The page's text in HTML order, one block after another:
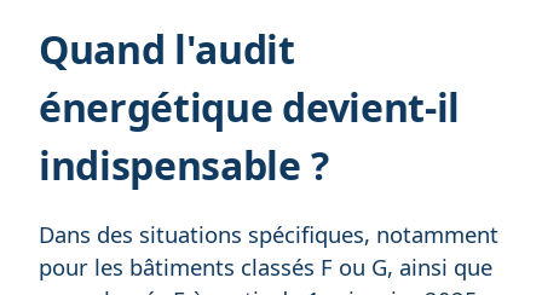
Quand l'audit
énergétique devient-il
indispensable ?
Dans des situations spécifiques, notamment
pour les bâtiments classés F ou G, ainsi que